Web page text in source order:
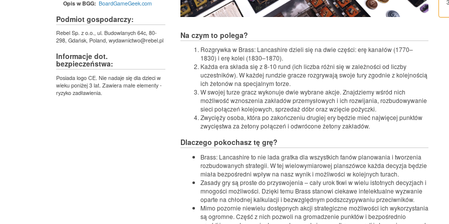
Opis w BGG: BoardGameGeek.com
Podmiot gospodarczy:
Rebel Sp. z o.o., ul. Budowlanych 64c, 80-
298, Gdańsk, Poland, wydawnictwo@rebel.pl
Informacje dot.
bezpieczeństwa:
Posiada logo CE. Nie nadaje się dla dzieci w
wieku poniżej 3 lat. Zawiera małe elementy -
ryzyko zadławienia.
Na czym to polega?
Rozgrywka w Brass: Lancashire dzieli się na dwie części: erę kanałów (1770–
1830) i erę kolei (1830–1870).
Każda era składa się z 8-10 rund (ich liczba różni się w zależności od liczby
uczestników). W każdej rundzie gracze rozgrywają swoje tury zgodnie z kolejnością
ich żetonów na specjalnym torze.
W swojej turze gracz wykonuje dwie wybrane akcje. Znajdziemy wśród nich
możliwość wznoszenia zakładów przemysłowych i ich rozwijania, rozbudowywanie
sieci połączeń kolejowych, sprzedaż dóbr oraz wzięcie pożyczki.
Zwycięży osoba, która po zakończeniu drugiej ery będzie mieć najwięcej punktów
zwycięstwa za żetony połączeń i odwrócone żetony zakładów.
Dlaczego pokochasz tę grę?
Brass: Lancashire to nie lada gratka dla wszystkich fanów planowania i tworzenia
rozbudowanych strategii. W tej wielowymiarowej planszówce każda decyzja będzie
miała bezpośredni wpływ na nasz wynik i możliwości w kolejnych turach.
Zasady gry są proste do przyswojenia – cały urok tkwi w wielu istotnych decyzjach i
mnogości możliwości. Dzięki temu Brass stanowi ciekawe intelektualne wyzwanie
oparte na chłodnej kalkulacji i bezwzględnym podszczypywaniu przeciwników.
Mimo pozornie niewielu dostępnych akcji strategiczne możliwości ich wykorzystania
są ogromne. Część z nich pozwoli na gromadzenie punktów i bezpośrednio